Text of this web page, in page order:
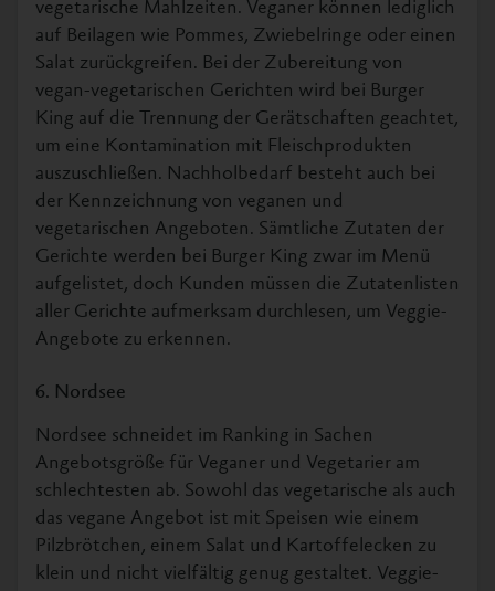
vegetarische Mahlzeiten. Veganer können lediglich
auf Beilagen wie Pommes, Zwiebelringe oder einen
Salat zurückgreifen. Bei der Zubereitung von
vegan-vegetarischen Gerichten wird bei Burger
King auf die Trennung der Gerätschaften geachtet,
um eine Kontamination mit Fleischprodukten
auszuschließen. Nachholbedarf besteht auch bei
der Kennzeichnung von veganen und
vegetarischen Angeboten. Sämtliche Zutaten der
Gerichte werden bei Burger King zwar im Menü
aufgelistet, doch Kunden müssen die Zutatenlisten
aller Gerichte aufmerksam durchlesen, um Veggie-
Angebote zu erkennen.
6. Nordsee
Nordsee schneidet im Ranking in Sachen
Angebotsgröße für Veganer und Vegetarier am
schlechtesten ab. Sowohl das vegetarische als auch
das vegane Angebot ist mit Speisen wie einem
Pilzbrötchen, einem Salat und Kartoffelecken zu
klein und nicht vielfältig genug gestaltet. Veggie-